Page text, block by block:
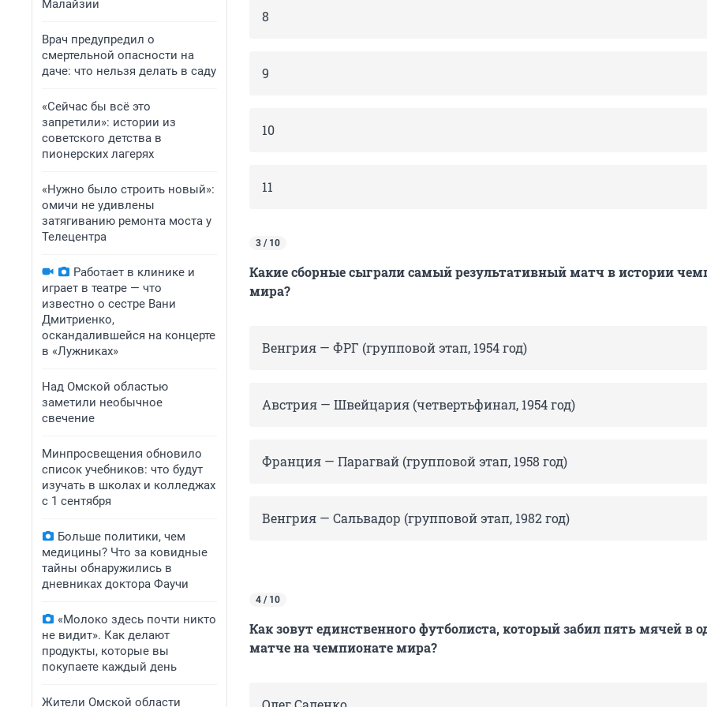
Малайзии
Врач предупредил о
смертельной опасности на
даче: что нельзя делать в саду
«Сейчас бы всё это
запретили»: истории из
советского детства в
пионерских лагерях
«Нужно было строить новый»:
омичи не удивлены
затягиванию ремонта моста у
Телецентра
Работает в клинике и
играет в театре — что
известно о сестре Вани
Дмитриенко,
оскандалившейся на концерте
в «Лужниках»
Над Омской областью
заметили необычное
свечение
Минпросвещения обновило
список учебников: что будут
изучать в школах и колледжах
с 1 сентября
Больше политики, чем
медицины? Что за ковидные
тайны обнаружились в
дневниках доктора Фаучи
«Молоко здесь почти никто
не видит». Как делают
продукты, которые вы
покупаете каждый день
Жители Омской области
8
9
10
11
3 / 10
Какие сборные сыграли самый результативный матч в истории
мира?
Венгрия — ФРГ (групповой этап, 1954 год)
Австрия — Швейцария (четвертьфинал, 1954 год)
Франция — Парагвай (групповой этап, 1958 год)
Венгрия — Сальвадор (групповой этап, 1982 год)
4 / 10
Как зовут единственного футболиста, который забил пять мячей в
матче на чемпионате мира?